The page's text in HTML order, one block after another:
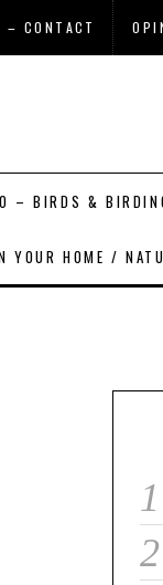
– CONTACT
– BIRDS &
YOUR HOME /